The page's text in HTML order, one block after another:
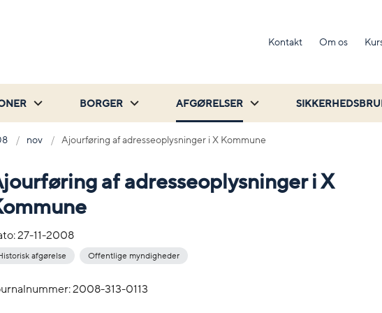
Kontakt Om os
BORGER AFGØRELSER
nov Ajourføring af adresseoplysninger i X Kommune
af adresseoplysninger i X
27-11-2008
afgørelse Offentlige myndigheder
2008-313-0113